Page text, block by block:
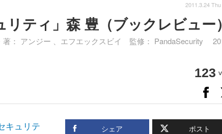
ティ」森 豊（ブックレビュー
著： アンジー 、エフエックスビイ 監修： PandaSecurity
2011.3.24
123
シェア ポスト
キュリテ